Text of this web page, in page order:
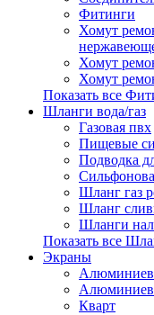
Фитинги
Хомут
Хомут
Хомут
Показать все
Шланги вода/газ
Газовая пвх
Пищевые
Подводка
Шланг газ
Шланг
Шланги
Показать все
Экраны
Кварт